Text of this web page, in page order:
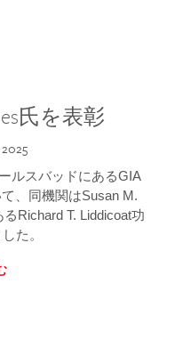
氏を表彰
ルスバッドにあるGIA
、同機関はSusan M.
Richard T. Liddicoat功
た。